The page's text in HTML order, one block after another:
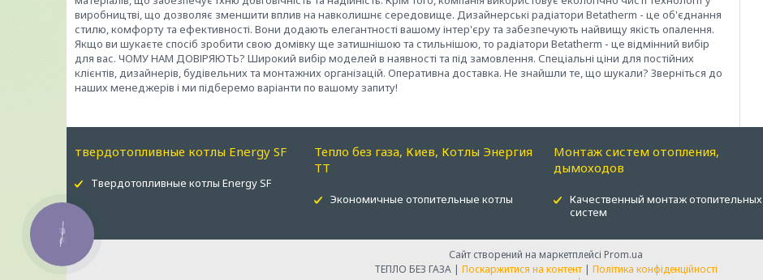
виробництві, що дозволяє зменшити вплив на навколишнє середовище. Дизайнерські радіатори Betatherm - це об'єднання
стилю, комфорту та ефективності. Вони додають елегантності вашому інтер'єру та забезпечують найвищу якість опалення.
Якщо ви шукаєте спосіб зробити свою домівку ще затишнішою та стильнішою, то радіатори Betatherm - це відмінний вибір
для вас. ЧОМУ НАМ ДОВІРЯЮТЬ? Широкий вибір моделей в наявності та під замовлення. Спеціальні ціни для постійних
клієнтів, дизайнерів, будівельних та монтажних організацій. Оперативна доставка. Не знайшли те, що шукали? Зверніться до
наших менеджерів і ми підберемо варіанти по вашому запиту!
твердотопливные котлы Energy SF
Твердотопливные котлы Energy SF
Тепло без газа, Киев, Котлы Энергия
ТТ
Экономичные отопительные котлы
Монтаж систем отопления,
дымоходов
Качественный монтаж отопительных
систем
Сайт створений на маркетплейсі Prom.ua
ТЕПЛО БЕЗ ГАЗА | Поскаржитися на контент | Політика конфіденційності
КНОПКА
ЗВ'ЯЗКУ